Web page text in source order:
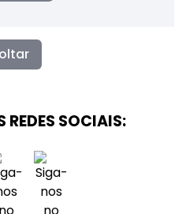
SOCIAIS: